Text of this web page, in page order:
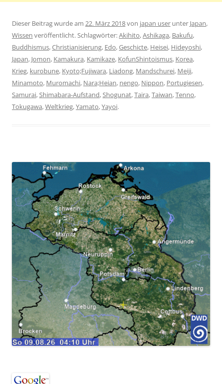
Dieser Beitrag wurde am 22. März 2018von japan user unter Japan,
Wissen veröffentlicht. Schlagwörter:Akihito,Ashikaga, Bakufu,
Buddhismus,Christianisierung, Edo,Geschicte, Heisei, Hideyoshi,
Japan, Jomon, Kamakura, Kamikaze, KofunShintoismus, Korea,
Krieg, kurobune, Kyoto;Fujiwara, Liadong, Mandschurei, Meiji,
Minamoto, Muromachi, Nara;Heian, nengo, Nippon, Portugiesen,
Samurai,Shimabara-Aufstand,Shogunat,Taira,Taiwan,Tenno,
Tokugawa,Weltkrieg,Yamato,Yayoi.